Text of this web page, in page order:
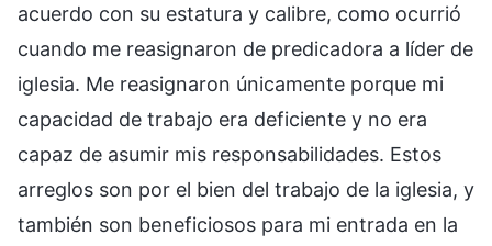
acuerdo con su estatura y calibre, como ocurrió
cuando me reasignaron de predicadora a líder de
iglesia. Me reasignaron únicamente porque mi
capacidad de trabajo era deficiente y no era
capaz de asumir mis responsabilidades. Estos
arreglos son por el bien del trabajo de la iglesia, y
también son beneficiosos para mi entrada en la